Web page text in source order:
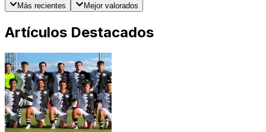
Más recientes
Mejor valorados
Artículos Destacados